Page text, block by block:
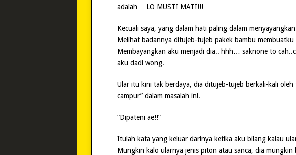
adalah… LO MUSTI MATI!!!
Kecuali saya, yang dalam hati paling dalam
Melihat badannya ditujeb-tujeb pakek bambu membuatku
Membayangkan aku menjadi dia.. hhh… saknone to
aku dadi wong.
Ular itu kini tak berdaya, dia ditujeb-tujeb berkali-kali
campur” dalam masalah ini.
“Dipateni ae!!”
Itulah kata yang keluar darinya ketika aku bilang kalau
Mungkin kalo ularnya jenis piton atau sanca, dia mungkin